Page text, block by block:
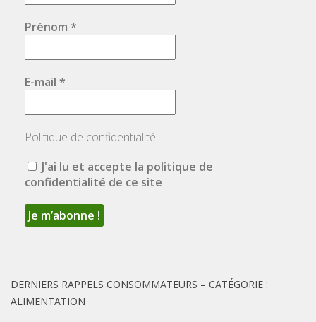
Prénom *
E-mail *
Politique de confidentialité
J'ai lu et accepte la politique de
confidentialité de ce site
DERNIERS RAPPELS CONSOMMATEURS – CATÉGORIE :
ALIMENTATION